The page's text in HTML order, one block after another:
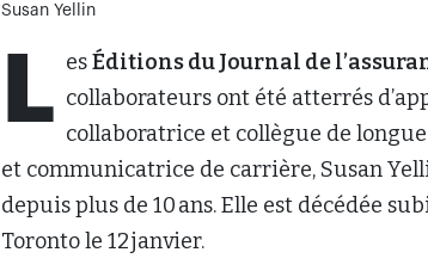
Susan Yellin
L esÉditions du Journal de
collaborateurs ont été atterrés
collaboratrice et collègue de
et communicatrice de carrière, Susan
depuis plus de 10 ans. Elle est décédée
Toronto le 12 janvier.